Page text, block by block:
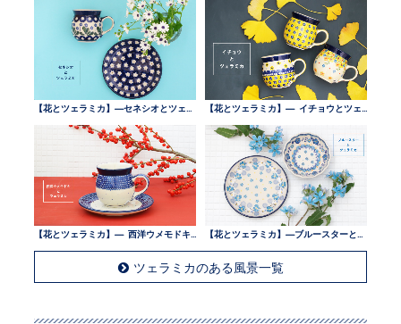
ツェラミカのある風景一覧